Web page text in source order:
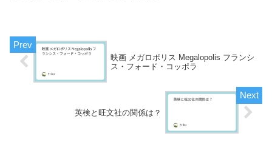
映画 メガロポリス Megalopolis フランシ
ス・フォード・コッポラ
英検と旺文社の関係は？